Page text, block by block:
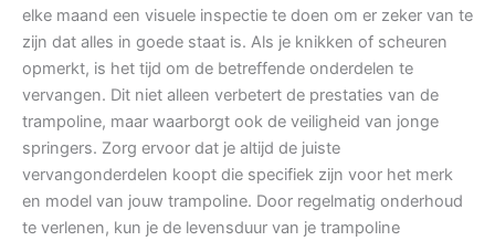
elke maand een visuele inspectie te doen om er zeker van te
zijn dat alles in goede staat is. Als je knikken of scheuren
opmerkt, is het tijd om de betreffende onderdelen te
vervangen. Dit niet alleen verbetert de prestaties van de
trampoline, maar waarborgt ook de veiligheid van jonge
springers. Zorg ervoor dat je altijd de juiste
vervangonderdelen koopt die specifiek zijn voor het merk
en model van jouw trampoline. Door regelmatig onderhoud
te verlenen, kun je de levensduur van je trampoline